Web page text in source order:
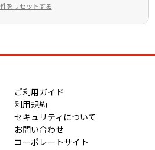
をリセットする
ご利用ガイド
利用規約
セキュリティについて
お問い合わせ
コーポレートサイト